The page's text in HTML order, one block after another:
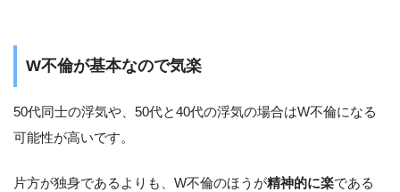
W不倫が基本なので気楽
50代同士の浮気や、50代と40代の浮気の場合はW不倫になる
可能性が高いです。
片方が独身であるよりも、W不倫のほうが精神的に楽である